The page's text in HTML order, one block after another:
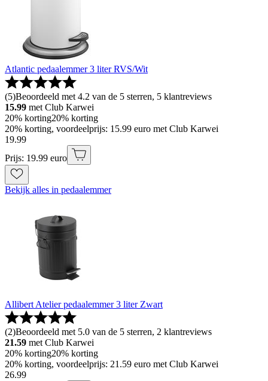
Atlantic pedaalemmer 3 liter RVS/Wit
(5)Beoordeeld met 4.2 van de 5 sterren, 5 klantreviews
15.99 met Club Karwei
20% korting20% korting
20% korting, voordeelprijs: 15.99 euro met Club Karwei
19.99
Prijs: 19.99 euro
Bekijk alles in pedaalemmer
Allibert Atelier pedaalemmer 3 liter Zwart
(2)Beoordeeld met 5.0 van de 5 sterren, 2 klantreviews
21.59 met Club Karwei
20% korting20% korting
20% korting, voordeelprijs: 21.59 euro met Club Karwei
26.99